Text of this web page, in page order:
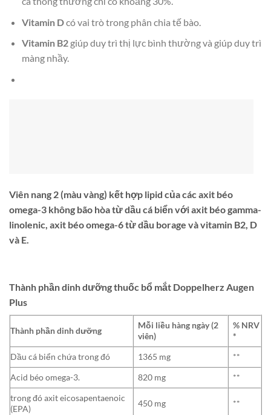
Vitamin Dcó vai trò trong phân chia tế bào.
Vitamin B2giúp duy trì thị lực bình thường và giúp duy trì
màng nhầy.
Viên nang 2 (màu vàng) kết hợp lipid của các axit béo
omega-3 không bão hòa từ dầu cá biển với axit béo gamma-
linolenic, axit béo omega-6 từ dầu borage và vitamin B2, D
và E.
Thành phần dinh dưỡng thuốc bổ mắt Doppelherz Augen
Plus
Thành phần dinh dưỡng
Mỗi liều hàng ngày (2
viên)
% NRV
*
Dầu cá biển chứa trong đó
1365 mg
**
Acid béo omega-3.
820 mg
**
trong đó axit eicosapentaenoic
(EPA)
450 mg **